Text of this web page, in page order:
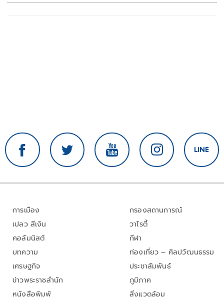
การเมือง
เปลว สีเงิน
คอลัมนิสต์
บทความ
เศรษฐกิจ
ข่าวพระราชสำนัก
หนังสือพิมพ์
กรองสถานการณ์
วาไรตี้
กีฬา
ท่องเที่ยว – ศิลปวัฒนธรรม
ประชาสัมพันธ์
ภูมิภาค
สิ่งแวดล้อม